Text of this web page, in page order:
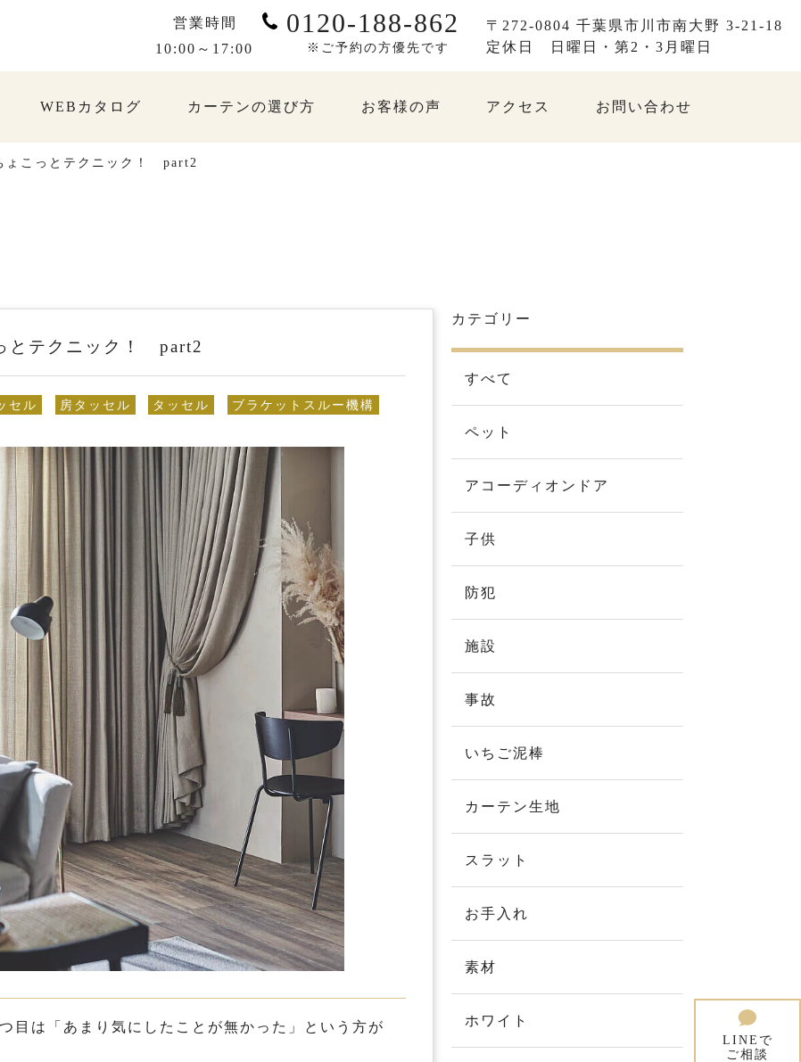
営業時間
10:00～17:00
0120-188-862
※ご予約の方優先です
〒272-0804 千葉県市川市南大野 3-21-18
定休日
日曜日・第2・3月曜日
WEBカタログ カーテンの選び方 お客様の声 アクセス お問い合わせ
LINEで
ご相談
ょこっとテクニック！ part2
とテクニック！ part2
セル 房タッセル タッセル ブラケットスルー機構
目は「あまり気にしたことが無かった」という方が
カテゴリー
すべて
ペット
アコーディオンドア
子供
防犯
施設
事故
いちご泥棒
カーテン生地
スラット
お手入れ
素材
ホワイト